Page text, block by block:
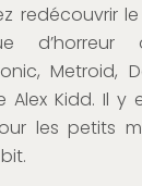
redécouvrir
Metroid,
Alex Kidd. Il y
les petits